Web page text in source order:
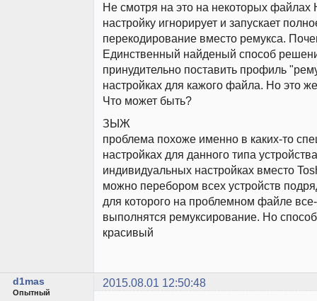
Не смотря на это на некоторых файлах
настройку игнорирует и запускает
перекодирование вместо ремукса.
Единственный найденый способ
принудительно поставить профиль
настройках для кажого файла. Но это
Что может быть?
ЗЫЖ
проблема похоже именно в каких-то
настройках для данного типа
индивидуальных настройках вместо
можно перебором всех устройств
для которого на проблемном файле все-
выполнятся ремуксирование. Но
красивый
d1mas 2015.08.01 12:50:48
Опытный